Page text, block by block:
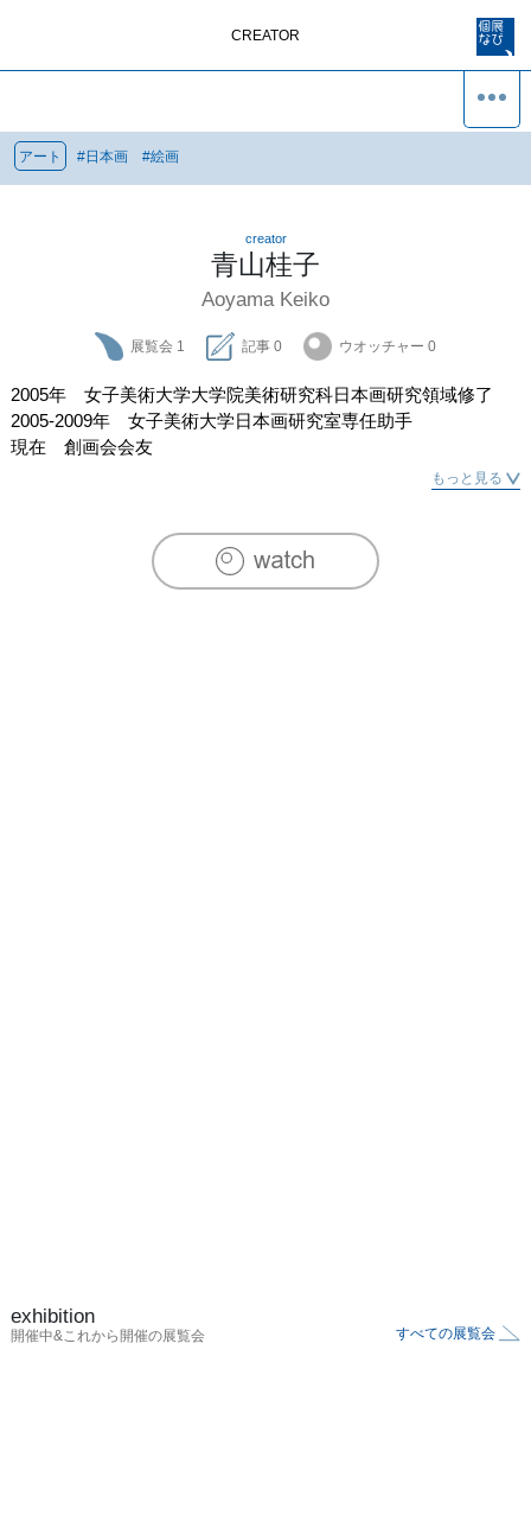
CREATOR
アート #日本画 #絵画
creator
青山桂子
Aoyama Keiko
展覧会 1 記事 0 ウオッチャー 0
2005年　女子美術大学大学院美術研究科日本画研究領域修了
2005-2009年　女子美術大学日本画研究室専任助手
現在　創画会会友
もっと見る
exhibition
開催中&これから開催の展覧会 すべての展覧会